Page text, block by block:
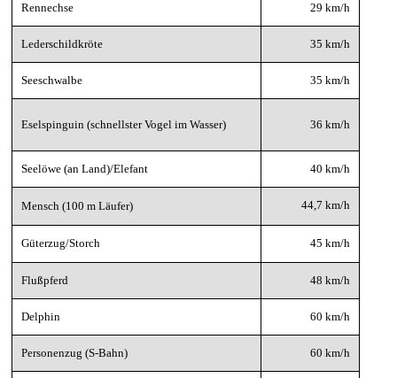
Rennechse 29 km/h
Lederschildkröte 35 km/h
Seeschwalbe 35 km/h
Eselspinguin (schnellster Vogel im Wasser) 36 km/h
Seelöwe (an Land)/Elefant 40 km/h
Mensch (100 m Läufer) 44,7 km/h
Güterzug/Storch 45 km/h
Flußpferd 48 km/h
Delphin 60 km/h
Personenzug (S-Bahn) 60 km/h